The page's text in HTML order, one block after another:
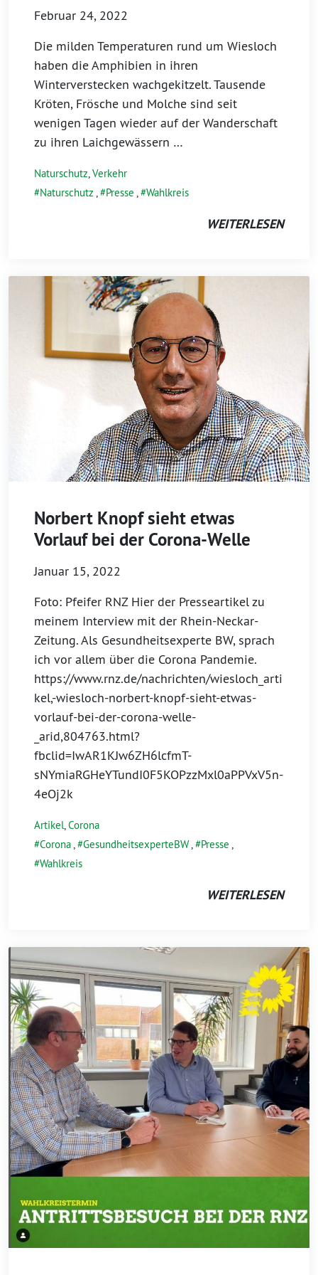
Februar 24, 2022
Die milden Temperaturen rund um Wiesloch
haben die Amphibien in ihren
Winterverstecken wachgekitzelt. Tausende
Kröten, Frösche und Molche sind seit
wenigen Tagen wieder auf der Wanderschaft
zu ihren Laichgewässern …
Naturschutz,Verkehr
Naturschutz , Presse , Wahlkreis
WEITERLESEN
Norbert Knopf sieht etwas
Vorlauf bei der Corona-Welle
Januar 15, 2022
Foto: Pfeifer RNZ Hier der Presseartikel zu
meinem Interview mit der Rhein-Neckar-
Zeitung. Als Gesundheitsexperte BW, sprach
ich vor allem über die Corona Pandemie.
https://www.rnz.de/nachrichten/wiesloch_arti
kel,-wiesloch-norbert-knopf-sieht-etwas-
vorlauf-bei-der-corona-welle-
_arid,804763.html?
fbclid=IwAR1KJw6ZH6lcfmT-
sNYmiaRGHeYTundI0F5KOPzzMxl0aPPVxV5n-
4eOj2k
Artikel,Corona
Corona, GesundheitsexperteBW, Presse ,
Wahlkreis
WEITERLESEN